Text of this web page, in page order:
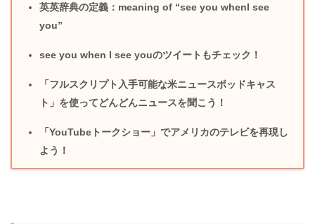
英英辞典の定義：meaning of “see you whenI see
you”
see you when I see youのツイートもチェック！
「フルスクリプト入手可能な米ニュースポッドキャス
ト」を使ってどんどんニュースを聞こう！
「YouTubeトークショー」でアメリカのテレビを再現し
よう！